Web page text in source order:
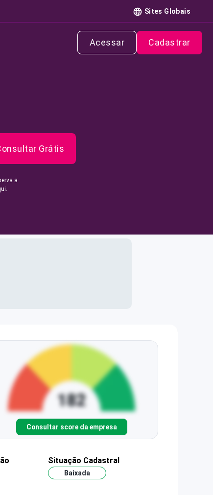
Sites Globais
Acessar Cadastrar
Grátis
a
Consultar score da empresa
Situação Cadastral
Baixada